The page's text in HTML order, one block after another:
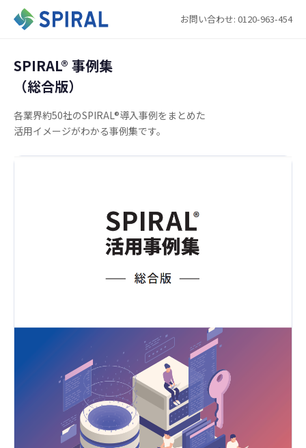
お問い合わせ: 0120-963-454
SPIRAL®︎ 事例集
（総合版）
各業界約50社のSPIRAL®導入事例をまとめた
活用イメージがわかる事例集です。